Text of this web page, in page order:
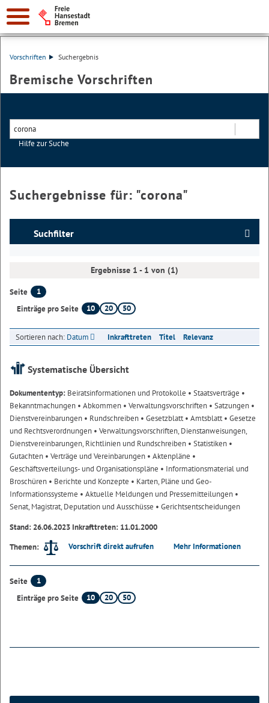
Vorschriften Suchergebnis
Bremische Vorschriften
Hilfe zur Suche
Suchergebnisse für: "corona"
Suchfilter
Ergebnisse 1 - 1 von (1)
Seite
1
Einträge pro Seite
10 20 50
Sortieren nach: Datum Inkrafttreten Titel Relevanz
Systematische Übersicht
Dokumententyp: Beiratsinformationen und Protokolle • Staatsverträge •
Bekanntmachungen • Abkommen • Verwaltungsvorschriften • Satzungen •
Dienstvereinbarungen • Rundschreiben • Gesetzblatt• Amtsblatt• Gesetze
und Rechtsverordnungen • Verwaltungsvorschriften, Dienstanweisungen,
Dienstvereinbarungen, Richtlinien und Rundschreiben • Statistiken •
Gutachten • Verträge und Vereinbarungen • Aktenpläne •
Geschäftsverteilungs- und Organisationspläne • Informationsmaterial und
Broschüren • Berichte und Konzepte • Karten, Pläne und Geo-
Informationssysteme • Aktuelle Meldungen und Pressemitteilungen •
Senat, Magistrat, Deputation und Ausschüsse • Gerichtsentscheidungen
Stand: 26.06.2023 Inkrafttreten: 11.01.2000
Themen:
Vorschrift direkt aufrufen Mehr Informationen
Seite
1
Einträge pro Seite
10 20 50